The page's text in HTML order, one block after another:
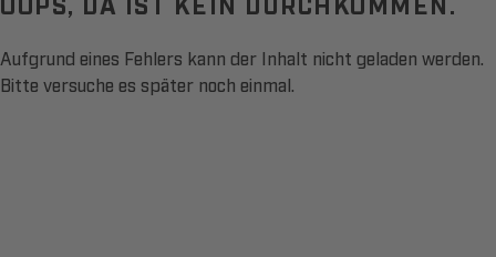
Aufgrund eines Fehlers kann der Inhalt nicht geladen werden.
Bitte versuche es später noch einmal.